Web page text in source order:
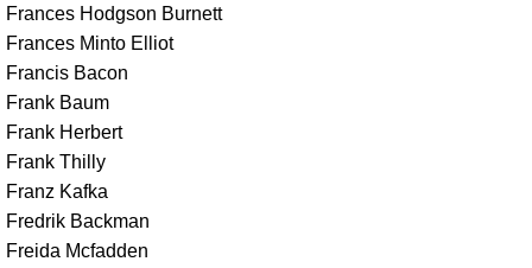
Frances Hodgson Burnett
Frances Minto Elliot
Francis Bacon
Frank Baum
Frank Herbert
Frank Thilly
Franz Kafka
Fredrik Backman
Freida Mcfadden